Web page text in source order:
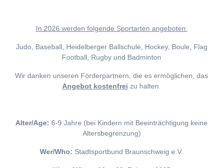
In 2026 werden folgende Sportarten angeboten:
Judo, Baseball, Heidelberger Ballschule, Hockey, Boule, Flag
Football, Rugby und Badminton
Wir danken unseren Förderpartnern, die es ermöglichen, das
Angebot kostenfrei zu halten.
Alter/Age: 6-9 Jahre (bei Kindern mit Beeinträchtigung keine
Altersbegrenzung)
Wer/Who: Stadtsportbund Braunschweig e.V.